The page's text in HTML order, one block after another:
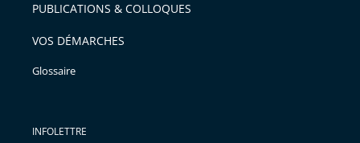
PUBLICATIONS & COLLOQUES
VOS DÉMARCHES
Glossaire
INFOLETTRE